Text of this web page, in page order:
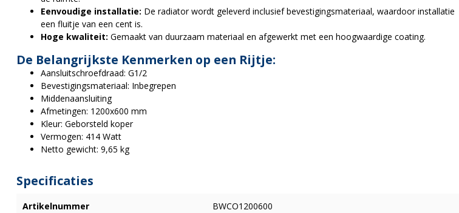
Eenvoudige installatie: De radiator wordt geleverd inclusief bevestigingsmateriaal, waardoor installatie
een fluitje van een cent is.
Hoge kwaliteit: Gemaakt van duurzaam materiaal en afgewerkt met een hoogwaardige coating.
De Belangrijkste Kenmerken op een Rijtje:
Aansluitschroefdraad: G1/2
Bevestigingsmateriaal: Inbegrepen
Middenaansluiting
Afmetingen: 1200x600 mm
Kleur: Geborsteld koper
Vermogen: 414 Watt
Netto gewicht: 9,65 kg
Specificaties
Artikelnummer BWCO1200600